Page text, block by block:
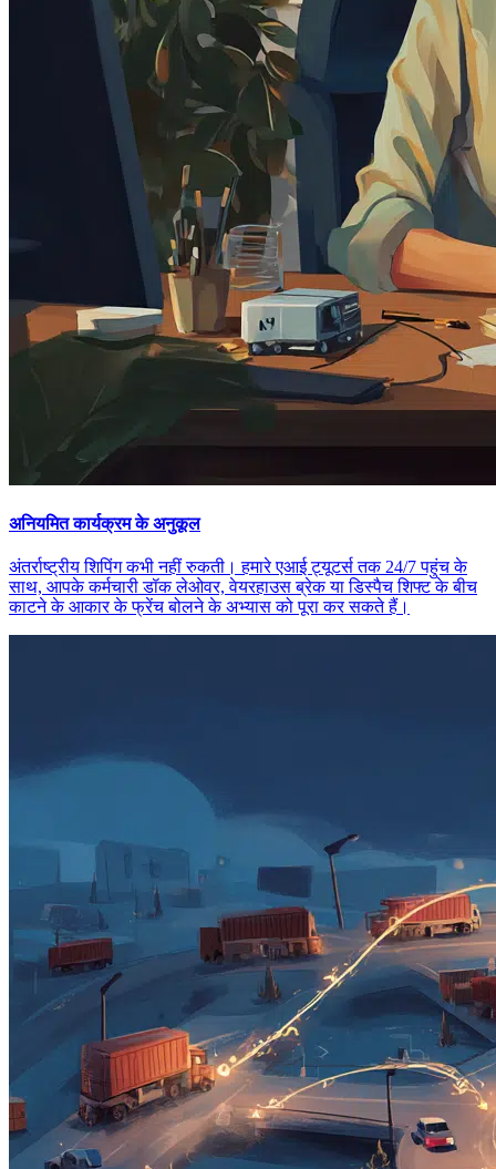
अनियमित कार्यक्रम के अनुकूल
अंतर्राष्ट्रीय शिपिंग कभी नहीं रुकती। हमारे एआई ट्यूटर्स तक 24/7 पहुंच के
साथ, आपके कर्मचारी डॉक लेओवर, वेयरहाउस ब्रेक या डिस्पैच शिफ्ट के बीच
काटने के आकार के फ्रेंच बोलने के अभ्यास को पूरा कर सकते हैं।